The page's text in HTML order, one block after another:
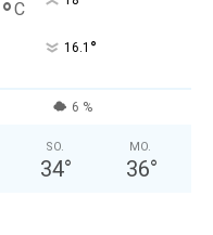
°C
16.1 °
6 %
SO.
34°
MO.
36°